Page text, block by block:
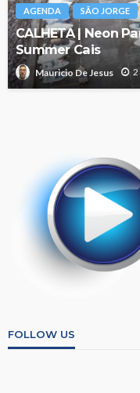
AGENDA SÃO JORGE
CALHETA | Neon
Summer Cais
Mauricio De Jesus 2
FOLLOW US